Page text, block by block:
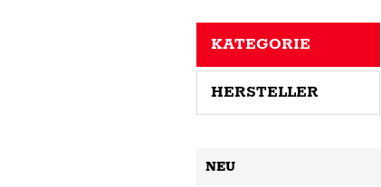
KATEGORIE
HERSTELLER
NEU